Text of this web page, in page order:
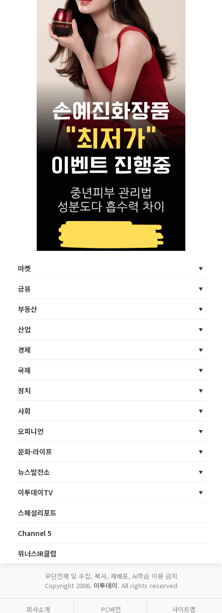
마켓
금융
부동산
산업
경제
국제
정치
사회
오피니언
문화·라이프
뉴스발전소
이투데이TV
스페셜리포트
Channel 5
위너스IR클럽
무단전재 및 수집, 복사, 재배포, AI학습 이용 금지
Copyright 2006. 이투데이. All rights reserved
회사소개 PC버전 사이트맵